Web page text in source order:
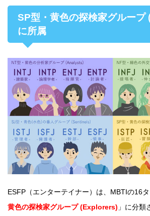
SP型・黄色の探検家グルー
に所属
ESFP（エンターテイナー）は、MBTIの16
黄色の探検家グループ (Explorers) 」に分類